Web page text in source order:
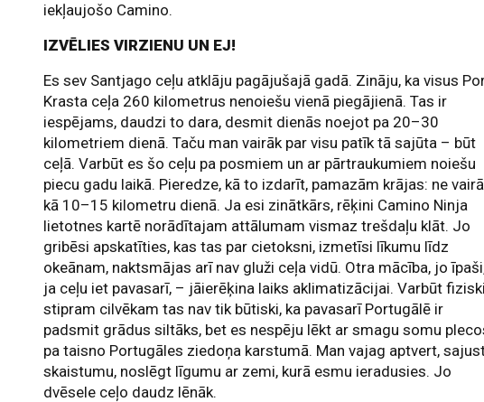
iekļaujošo Camino.
IZVĒLIES VIRZIENU UN EJ!
Es sev Santjago ceļu atklāju pagājušajā gadā. Zināju, ka visus
Krasta ceļa 260 kilometrus nenoiešu vienā piegājienā. Tas ir
iespējams, daudzi to dara, desmit dienās noejot pa 20–30
kilometriem dienā. Taču man vairāk par visu patīk tā sajūta – būt
ceļā. Varbūt es šo ceļu pa posmiem un ar pārtraukumiem noiešu
piecu gadu laikā. Pieredze, kā to izdarīt, pamazām krājas: ne
kā 10–15 kilometru dienā. Ja esi zinātkārs, rēķini Camino Ninja
lietotnes kartē norādītajam attālumam vismaz trešdaļu klāt. Jo
gribēsi apskatīties, kas tas par cietoksni, izmetīsi līkumu līdz
okeānam, naktsmājas arī nav gluži ceļa vidū. Otra mācība, jo
ja ceļu iet pavasarī, – jāierēķina laiks aklimatizācijai. Varbūt fiziski
stipram cilvēkam tas nav tik būtiski, ka pavasarī Portugālē ir
padsmit grādus siltāks, bet es nespēju lēkt ar smagu somu
pa taisno Portugāles ziedoņa karstumā. Man vajag aptvert,
skaistumu, noslēgt līgumu ar zemi, kurā esmu ieradusies. Jo
dvēsele ceļo daudz lēnāk.